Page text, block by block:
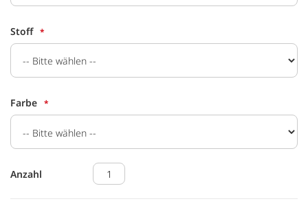
Stoff
Farbe
Anzahl